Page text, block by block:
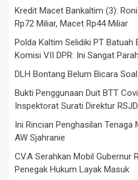
Kredit Macet Bankaltim (3):
Rp72 Miliar, Macet Rp44 Miliar
Polda Kaltim Selidiki PT Batuah
Komisi VII DPR: Ini Sangat Parah
DLH Bontang Belum Bicara Soal
Bukti Penggunaan Duit BTT
Inspektorat Surati Direktur
Ini Rincian Penghasilan Tenaga
AW Sjahranie
CV.A Serahkan Mobil Gubernur
Penegak Hukum Layak Masuk